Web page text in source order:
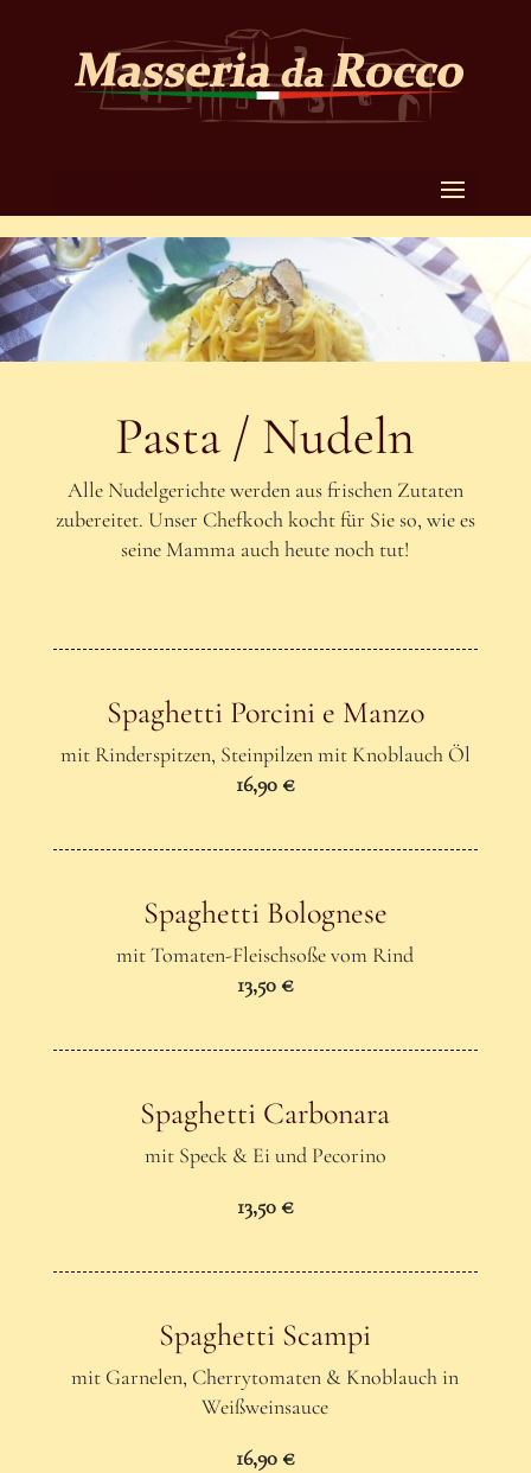
Pasta / Nudeln
Alle Nudelgerichte werden aus frischen Zutaten
zubereitet. Unser Chefkoch kocht für Sie so, wie es
seine Mamma auch heute noch tut!
Spaghetti Porcini e Manzo
mit Rinderspitzen, Steinpilzen mit Knoblauch Öl
16,90 €
Spaghetti Bolognese
mit Tomaten-Fleischsoße vom Rind
13,50 €
Spaghetti Carbonara
mit Speck & Ei und Pecorino
13,50 €
Spaghetti Scampi
mit Garnelen, Cherrytomaten & Knoblauch in
Weißweinsauce
16,90 €